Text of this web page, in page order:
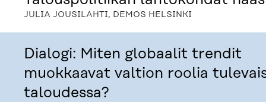
JULIA JOUSILAHTI, DEMOS HELSINKI
Dialogi: Miten globaalit trendit
muokkaavat valtion roolia
taloudessa?